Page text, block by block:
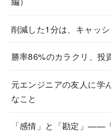
削減した1分は、キャッシ
勝率86%のカラクリ、投
元エンジニアの友人に学
なこと
「感情」と「勘定」——